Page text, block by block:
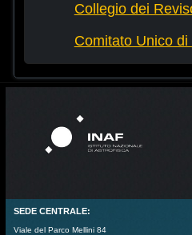
Collegio dei
Comitato Unico
SEDE CENTRALE:
Viale del Parco Mellini 84